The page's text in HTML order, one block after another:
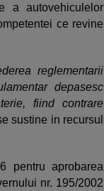
a autovehiculelor
ce revine
reglementarii
depasesc
fiind contrare
sustine in recursul
pentru aprobarea
nr. 195/2002